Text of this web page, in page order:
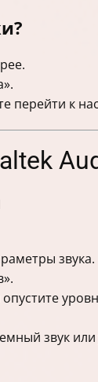
перейти к
звука.
звук или